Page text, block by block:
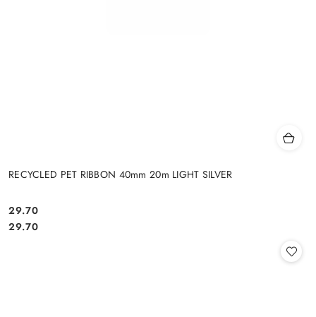
RECYCLED PET RIBBON 40mm 20m LIGHT SILVER
Cena:
29.70
Cena:
29.70